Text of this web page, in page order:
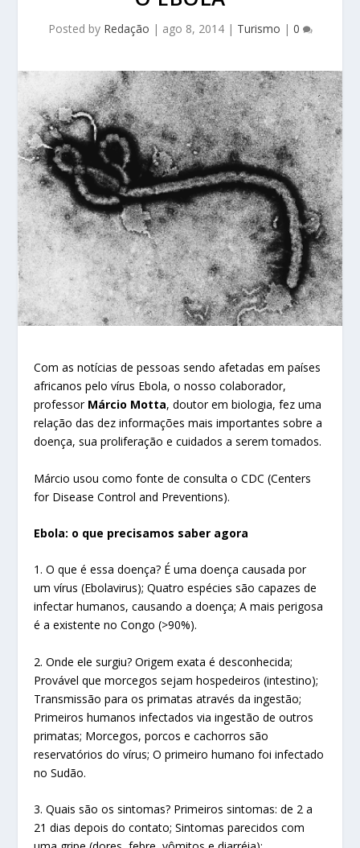
Posted by Redação | ago 8, 2014| Turismo | 0
Com as notícias de pessoas sendo afetadas em países
africanos pelo vírus Ebola, o nosso colaborador,
professor Márcio Motta, doutor em biologia, fez uma
relação das dez informações mais importantes sobre a
doença, sua proliferação e cuidados a serem tomados.
Márcio usou como fonte de consulta o CDC (Centers
for Disease Control and Preventions).
Ebola: o que precisamos saber agora
1. O que é essa doença? É uma doença causada por
um vírus (Ebolavirus); Quatro espécies são capazes de
infectar humanos, causando a doença; A mais perigosa
é a existente no Congo (>90%).
2. Onde ele surgiu? Origem exata é desconhecida;
Provável que morcegos sejam hospedeiros (intestino);
Transmissão para os primatas através da ingestão;
Primeiros humanos infectados via ingestão de outros
primatas; Morcegos, porcos e cachorros são
reservatórios do vírus; O primeiro humano foi infectado
no Sudão.
3. Quais são os sintomas? Primeiros sintomas: de 2 a
21 dias depois do contato; Sintomas parecidos com